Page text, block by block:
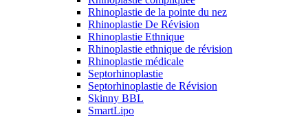
Rhinoplastie de la pointe du nez
Rhinoplastie De Révision
Rhinoplastie Ethnique
Rhinoplastie ethnique de révision
Rhinoplastie médicale
Septorhinoplastie
Septorhinoplastie de Révision
Skinny BBL
SmartLipo